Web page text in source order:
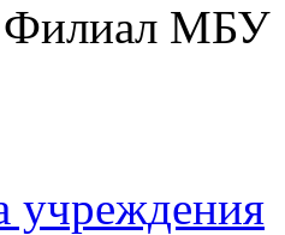
Филиал МБУ
учреждения